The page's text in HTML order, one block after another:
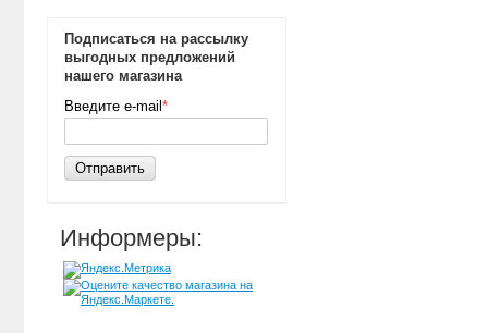
Подписаться на рассылку
выгодных предложений
нашего магазина
Введите e-mail *
Отправить
Информеры: